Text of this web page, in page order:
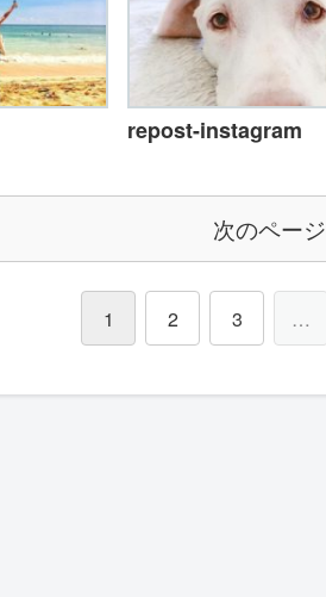
repost-instagram
次のページ
1 2 3 …